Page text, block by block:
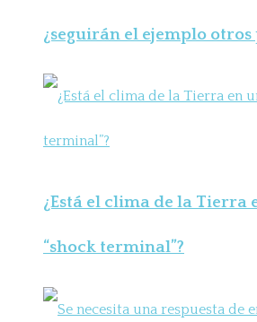
¿seguirán el ejemplo otros
¿Está el clima de la Tierra
“shock terminal”?